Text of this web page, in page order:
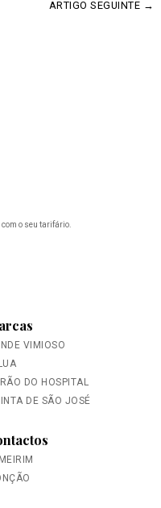
ARTIGO SEGUINTE →
o seu tarifário.
VIMIOSO
DO HOSPITAL
DE SÃO JOSÉ